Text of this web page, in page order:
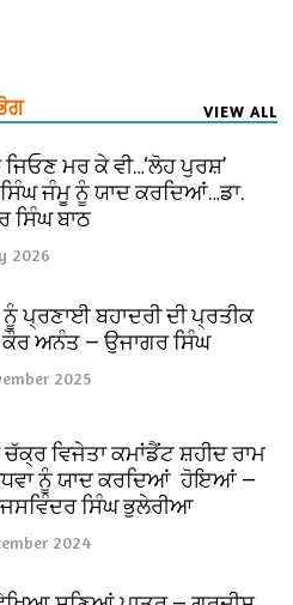
VIEW ALL
ਮਰ ਕੇ ਵੀ…‘ਲੋਹ ਪੁਰਸ਼’
ਜੰਮੂ ਨੂੰ ਯਾਦ ਕਰਦਿਆਂ…ਡਾ.
ਸਿੰਘ ਬਾਠ
2026
ਪ੍ਰਣਾਈ ਬਹਾਦਰੀ ਦੀ ਪ੍ਰਤੀਕ
ਅਨੰਤ — ਉਜਾਗਰ ਸਿੰਘ
2025
ਚੱਕ੍ਰ ਵਿਜੇਤਾ ਕਮਾਂਡੈਂਟ ਸ਼ਹੀਦ ਰਾਮ
ਨੂੰ ਯਾਦ ਕਰਦਿਆਂ ਹੋਇਆਂ —
ਸਿੰਘ ਭੁਲੇਰੀਆ
2024